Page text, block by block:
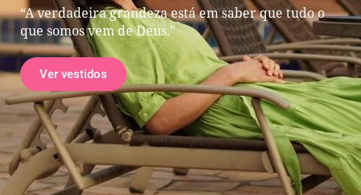
“A verdadeira grandeza está em saber que tudo o
que somos vem de Deus."
Ver vestidos